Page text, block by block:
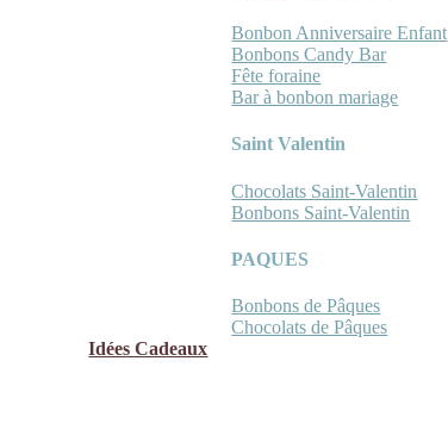
Bonbon Anniversaire Enfant
Bonbons Candy Bar
Fête foraine
Bar à bonbon mariage
Saint Valentin
Chocolats Saint-Valentin
Bonbons Saint-Valentin
PAQUES
Bonbons de Pâques
Chocolats de Pâques
Idées Cadeaux